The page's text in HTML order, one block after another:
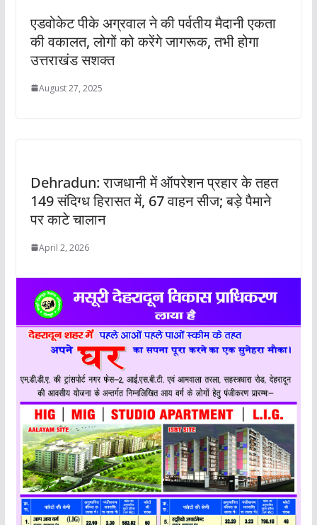
एडवोकेट पीके अग्रवाल ने की पर्वतीय मैदानी एकता
की वकालत, लोगों को करेंगे जागरूक, तभी होगा
उत्तराखंड सशक्त
August 27, 2025
Dehradun: राजधानी में ऑपरेशन प्रहार के तहत
149 संदिग्ध हिरासत में, 67 वाहन सीज; बड़े पैमाने
पर काटे चालान
April 2, 2026